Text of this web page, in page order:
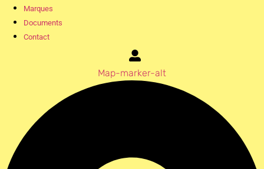
Marques
Documents
Contact
Map-marker-alt